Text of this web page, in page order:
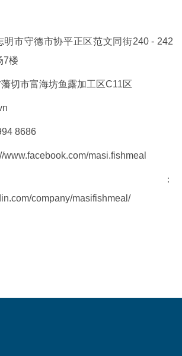
明市守德市协平正区范文同街240 - 242
7楼
切市富海坊鱼露加工区C11区
8686
www.facebook.com/masi.fishmeal
：
company/masifishmeal/